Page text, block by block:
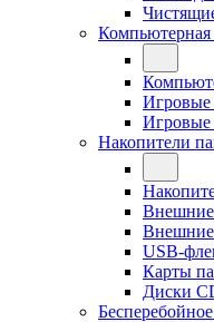
Компьютерная
Игровые
Игровые
Накопители
Внешние
Внешние
USB-
Карты
Диски